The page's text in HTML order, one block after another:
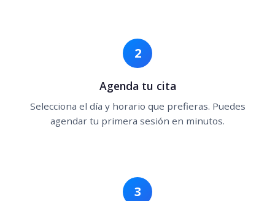
2
Agenda tu cita
Selecciona el día y horario que prefieras. Puedes
agendar tu primera sesión en minutos.
3